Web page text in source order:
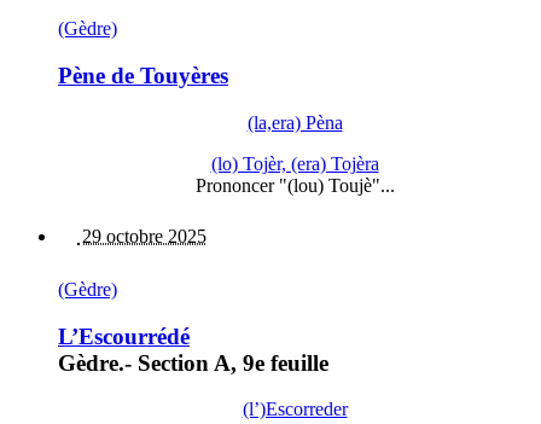
(Gèdre)
Pène de Touyères
(la,era) Pèna
(lo) Tojèr, (era) Tojèra
Prononcer "(lou) Toujè"...
29 octobre 2025
(Gèdre)
L’Escourrédé
Gèdre.- Section A, 9e feuille
(l’)Escorreder